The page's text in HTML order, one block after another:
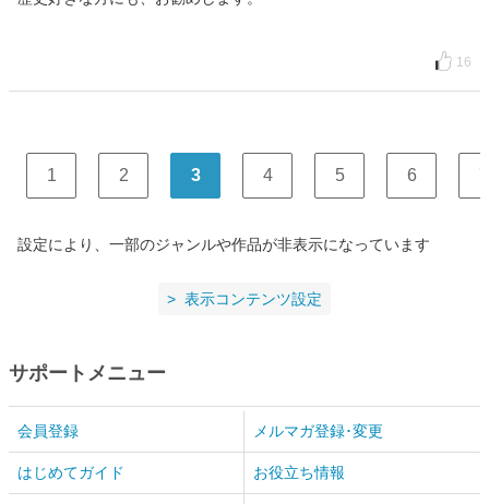
16
1 2 3 4 5 6 7
設定により、一部のジャンルや作品が非表示になっています
表示コンテンツ設定
サポートメニュー
会員登録 メルマガ登録･変更
はじめてガイド お役立ち情報